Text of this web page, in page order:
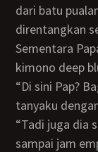
dari batu
direntangkan
Sementara
kimono deep
“Di sini Pap? Bagaimana kalau si bibi ngeliat?”
tanyaku
“Tadi juga dia sudah pulang. Tugasnya kan dari pagi
sampai jam